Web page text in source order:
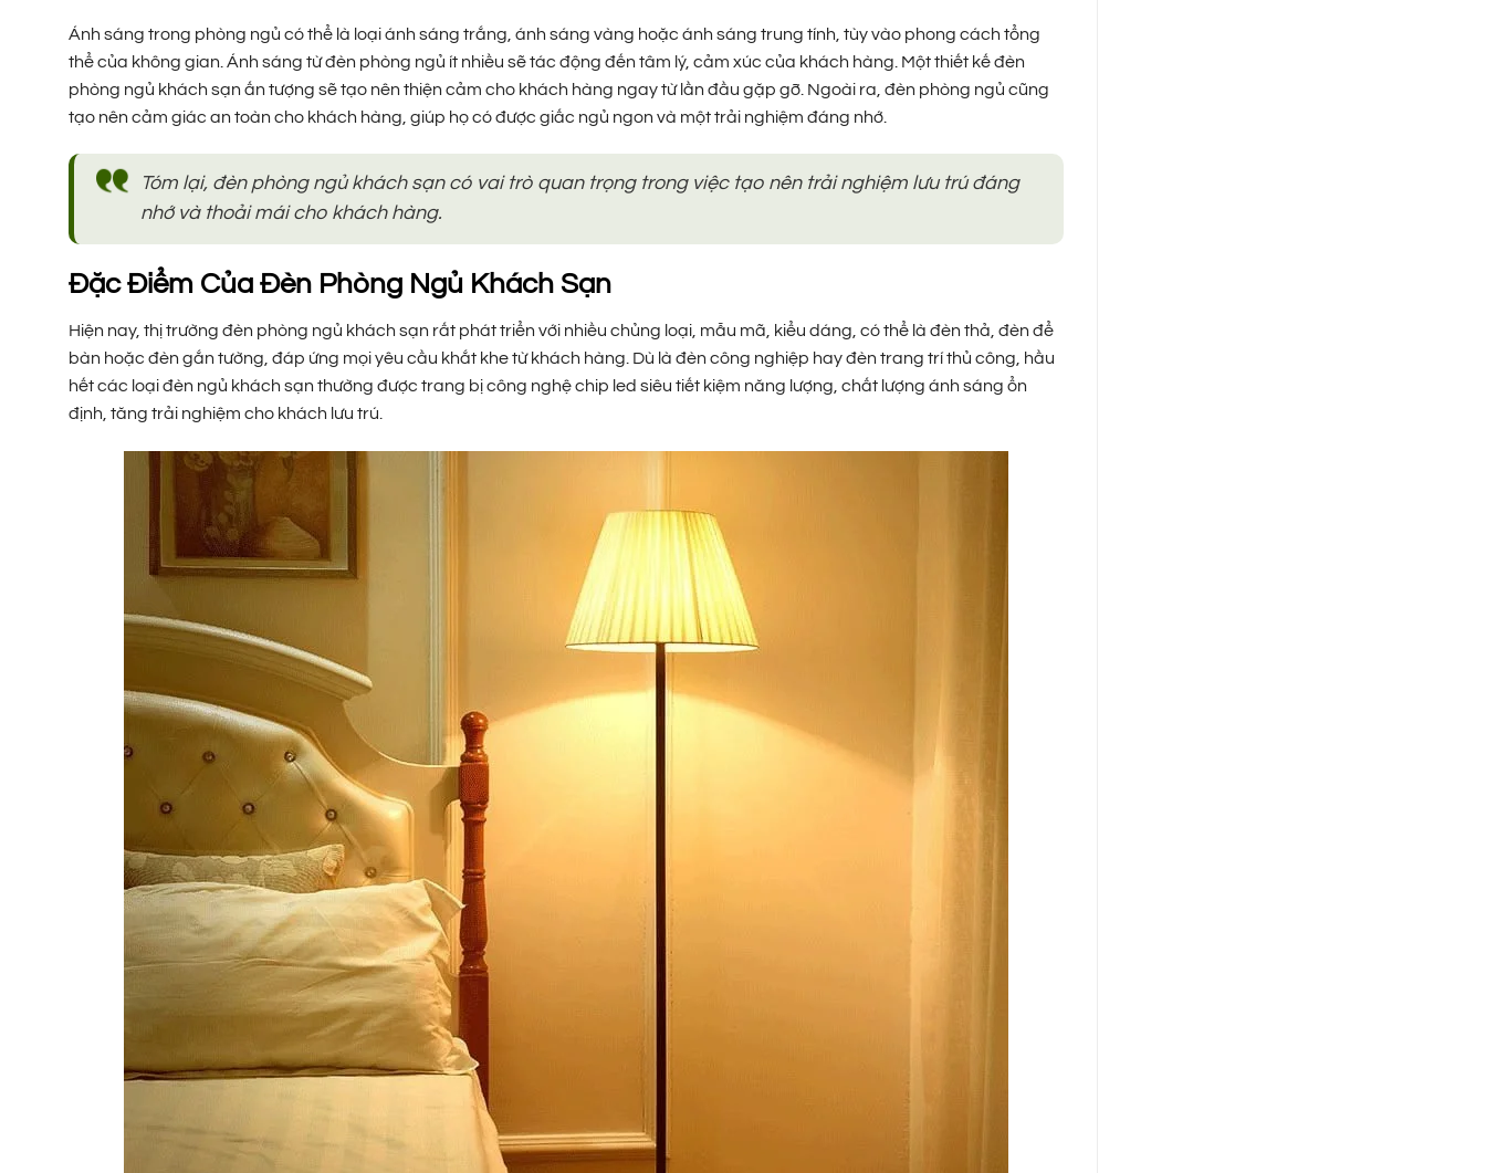
Ánh sáng trong phòng ngủ có thể là loại ánh sáng trắng, ánh sáng vàng hoặc ánh sáng trung tính, tùy vào phong cách tổng
thể của không gian. Ánh sáng từ đèn phòng ngủ ít nhiều sẽ tác động đến tâm lý, cảm xúc của khách hàng. Một thiết kế đèn
phòng ngủ khách sạn ấn tượng sẽ tạo nên thiện cảm cho khách hàng ngay từ lần đầu gặp gỡ. Ngoài ra, đèn phòng ngủ cũng
tạo nên cảm giác an toàn cho khách hàng, giúp họ có được giấc ngủ ngon và một trải nghiệm đáng nhớ.
Tóm lại, đèn phòng ngủ khách sạn có vai trò quan trọng trong việc tạo nên trải nghiệm lưu trú đáng
nhớ và thoải mái cho khách hàng.
Đặc Điểm Của Đèn Phòng Ngủ Khách Sạn
Hiện nay, thị trường đèn phòng ngủ khách sạn rất phát triển với nhiều chủng loại, mẫu mã, kiểu dáng, có thể là đèn thả, đèn để
bàn hoặc đèn gắn tường, đáp ứng mọi yêu cầu khắt khe từ khách hàng. Dù là đèn công nghiệp hay đèn trang trí thủ công, hầu
hết các loại đèn ngủ khách sạn thường được trang bị công nghệ chip led siêu tiết kiệm năng lượng, chất lượng ánh sáng ổn
định, tăng trải nghiệm cho khách lưu trú.